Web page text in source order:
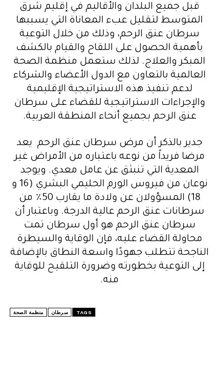
قبل جميع البلدان والأقاليم في إقليم شرق
المتوسط لتقليل عبء المعاناة التي يسببها
سرطان عنق الرحم، وذلك من خلال التوعية
بأهمية الحصول على اللقاح والقيام بالكشف
المبكر والعلاج. لذلك ستعمل منظمة الصحة
العالمية بالتعاون مع الدول الأعضاء والشركاء
لدعم تنفيذ هذه الاستراتيجية الإقليمية
والإجراءات الاستراتيجية للقضاء على سرطان
عنق الرحم بجميع أنحاء المنطقة العربية.
جدير بالذكر أن مرض سرطان عنق الرحم يعد
مرضا فريداً من نوعه باعتباره من الأمراض غير
المعدية التي تنبثق عن عامل معدي. ويوجد
نوعان من فيروس الورم الحليمي البشري (16 و
18) المسؤولان عن ولادة ما يقارب 50٪ من
سرطانات عنق الرحم عالية الدرجة. وباعتبار أن
سرطان عنق الرحم هو أول سرطان تمت
محاولة القضاء عليه، فإن الوقاية والسيطرة
الناجحة تتطلب جهودًا واسعة النطاق بالإضافة
إلى التوعية بخطورته وضرورة التلقيح للوقاية
منه.
TAGS سرطان منظمة الصحة